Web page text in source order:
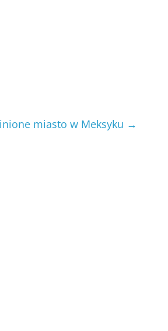
miasto w Meksyku →